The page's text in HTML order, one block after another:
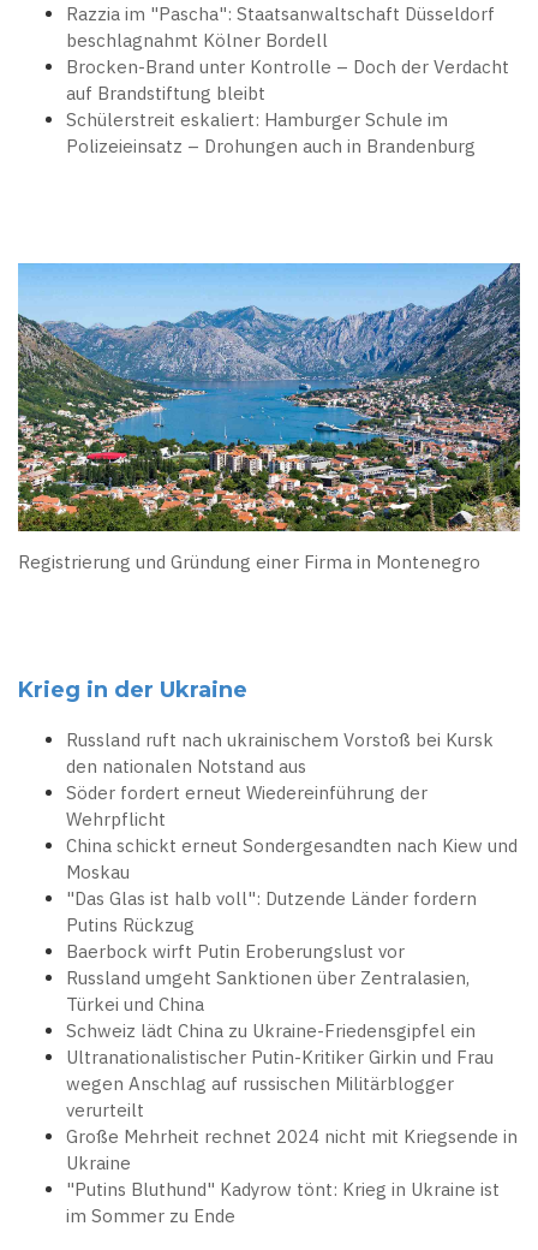
Razzia im "Pascha": Staatsanwaltschaft Düsseldorf
beschlagnahmt Kölner Bordell
Brocken-Brand unter Kontrolle – Doch der Verdacht
auf Brandstiftung bleibt
Schülerstreit eskaliert: Hamburger Schule im
Polizeieinsatz – Drohungen auch in Brandenburg
Registrierung und Gründung einer Firma in Montenegro
Krieg in der Ukraine
Russland ruft nach ukrainischem Vorstoß bei Kursk
den nationalen Notstand aus
Söder fordert erneut Wiedereinführung der
Wehrpflicht
China schickt erneut Sondergesandten nach Kiew und
Moskau
"Das Glas ist halb voll": Dutzende Länder fordern
Putins Rückzug
Baerbock wirft Putin Eroberungslust vor
Russland umgeht Sanktionen über Zentralasien,
Türkei und China
Schweiz lädt China zu Ukraine-Friedensgipfel ein
Ultranationalistischer Putin-Kritiker Girkin und Frau
wegen Anschlag auf russischen Militärblogger
verurteilt
Große Mehrheit rechnet 2024 nicht mit Kriegsende in
Ukraine
"Putins Bluthund" Kadyrow tönt: Krieg in Ukraine ist
im Sommer zu Ende